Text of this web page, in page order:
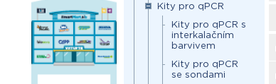
Kity pro qPCR
Kity pro qPCR s
interkalačním
barvivem
Kity pro qPCR
se sondami